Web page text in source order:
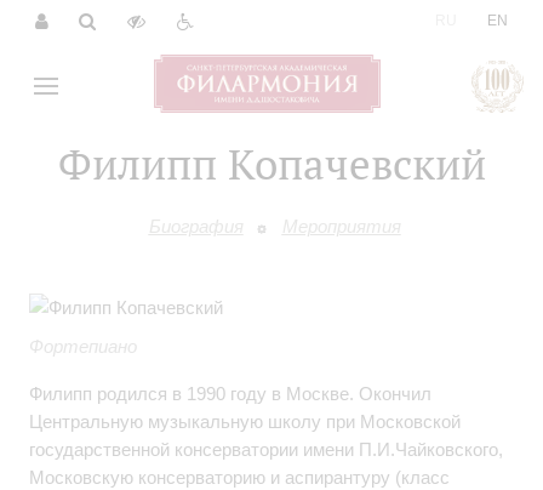
EN
Филипп Копачевский
Биография Мероприятия
Фортепиано
Филипп родился в 1990 году в Москве. Окончил
Центральную музыкальную школу при Московской
государственной консерватории имени П.И.Чайковского,
Московскую консерваторию и аспирантуру (класс